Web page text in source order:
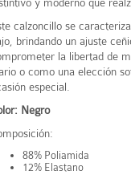
calzoncillo se
brindando un ajuste
la libertad de
o como una elección
especial.
Negro
88% Poliamida
12% Elastano